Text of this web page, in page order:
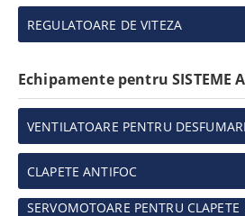
REGULATOARE DE VITEZA
Echipamente pentru SISTEME
VENTILATOARE PENTRU
CLAPETE ANTIFOC
SERVOMOTOARE PENTRU CLAPETE